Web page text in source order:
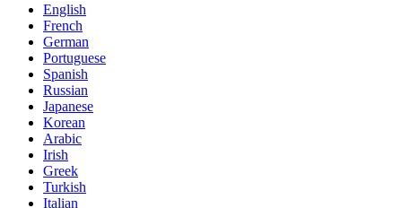
English
French
German
Portuguese
Spanish
Russian
Japanese
Korean
Arabic
Irish
Greek
Turkish
Italian